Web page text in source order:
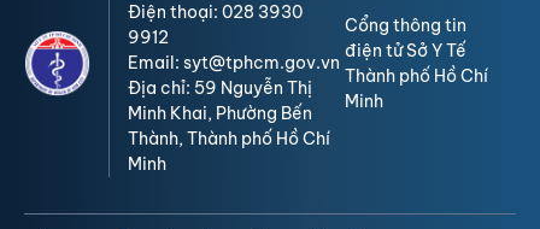
Điện thoại: 028 3930
9912
Email: syt@tphcm.gov.vn
Địa chỉ: 59 Nguyễn Thị
Minh Khai, Phường Bến
Thành, Thành phố Hồ Chí
Minh
Cổng thông tin
điện tử Sở Y Tế
Thành phố Hồ Chí
Minh